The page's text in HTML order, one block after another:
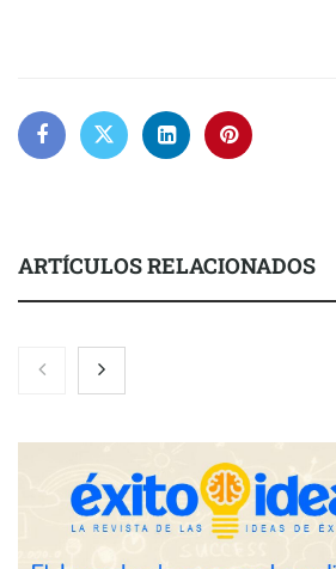
ARTÍCULOS RELACIONADOS
Nicols presenta seis modelos de anillos
eclipse solar del 12 de agosto
avanzadas para trading estratégico
COMPALISS de LYSOTRIC: cuando un